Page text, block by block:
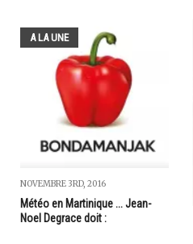
A LA UNE
NOVEMBRE 3RD, 2016
Météo en Martinique ... Jean-
Noel Degrace doit :